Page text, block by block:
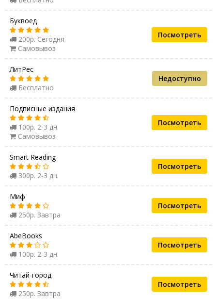
Буквоед
200р. Сегодня
Самовывоз
Посмотреть
ЛитРес
Бесплатно
Недоступно
Подписные издания
100р. 2-3 дн.
Самовывоз
Посмотреть
Smart Reading
300р. 2-3 дн.
Посмотреть
Миф
250р. Завтра
Посмотреть
AbeBooks
100р. 2-3 дн.
Посмотреть
Читай-город
250р. Завтра
Посмотреть